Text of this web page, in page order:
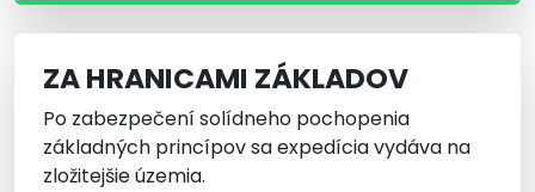
ZA HRANICAMI ZÁKLADOV
Po zabezpečení solídneho pochopenia
základných princípov sa expedícia vydáva na
zložitejšie územia.